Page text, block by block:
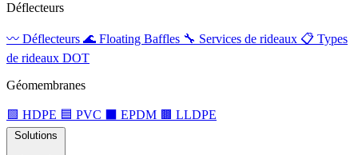
Déflecteurs
〰️ Déflecteurs 🌊 Floating Baffles 🔧 Services de rideaux 📋 Types
de rideaux DOT
Géomembranes
🟩 HDPE 🟦 PVC EPDM 🟫 LLDPE